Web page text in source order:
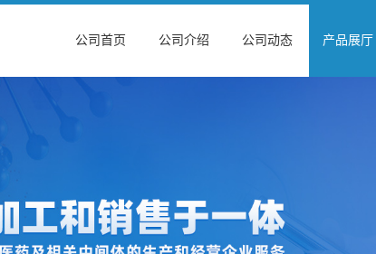
公司首页 公司介绍 公司动态 产品展厅